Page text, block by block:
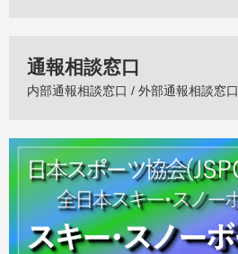
通報相談窓口
内部通報相談窓口 / 外部通報相談窓口